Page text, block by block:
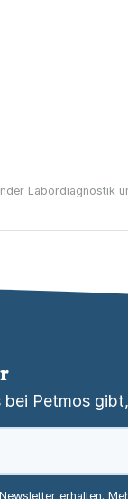
Labordiagnostik
Petmos
erhalten.